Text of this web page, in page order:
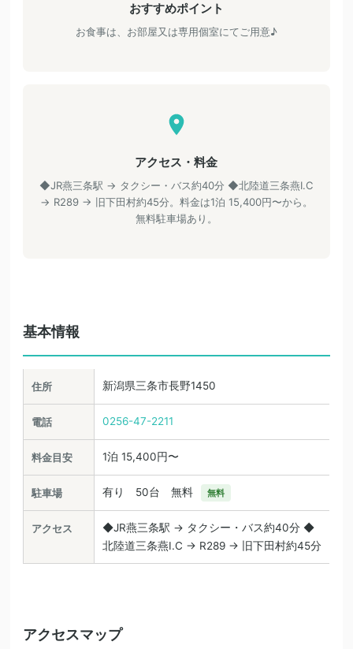
おすすめポイント
お食事は、お部屋又は専用個室にてご用意♪
アクセス・料金
◆JR燕三条駅 → タクシー・バス約40分 ◆北陸道三条燕I.C
→ R289 → 旧下田村約45分。料金は1泊 15,400円〜から。
無料駐車場あり。
基本情報
住所 新潟県三条市長野1450
電話 0256-47-2211
料金目安 1泊 15,400円〜
駐車場 有り 50台 無料 無料
アクセス
◆JR燕三条駅 → タクシー・バス約40分 ◆
北陸道三条燕I.C → R289 → 旧下田村約45分
アクセスマップ